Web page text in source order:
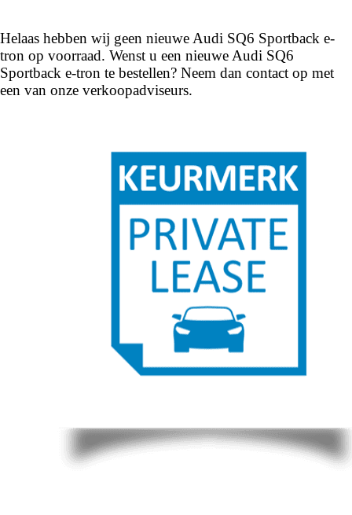
Helaas hebben wij geen nieuwe Audi SQ6 Sportback e-
tron op voorraad. Wenst u een nieuwe Audi SQ6
Sportback e-tron te bestellen? Neem dan contact op met
een van onze verkoopadviseurs.